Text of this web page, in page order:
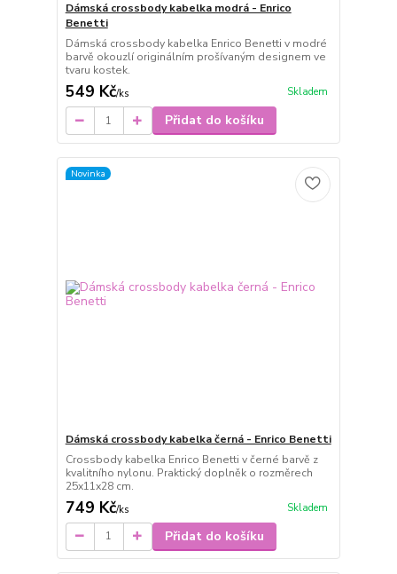
Dámská crossbody kabelka modrá - Enrico
Benetti
Dámská crossbody kabelka Enrico Benetti v modré
barvě okouzlí originálním prošívaným designem ve
tvaru kostek.
549 Kč/ks Skladem
Přidat do košíku
Novinka
Dámská crossbody kabelka černá - Enrico Benetti
Crossbody kabelka Enrico Benetti v černé barvě z
kvalitního nylonu. Praktický doplněk o rozměrech
25x11x28 cm.
749 Kč/ks Skladem
Přidat do košíku